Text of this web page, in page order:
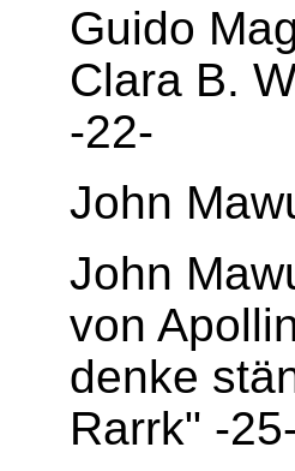
Guido
Clara B.
-22-
John
John
von
denke
Rarrk" -